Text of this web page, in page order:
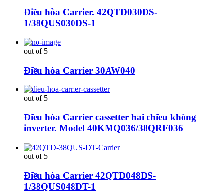
Điều hòa Carrier. 42QTD030DS-
1/38QUS030DS-1
out of 5
Điều hòa Carrier 30AW040
out of 5
Điều hòa Carrier cassetter hai chiều không
inverter. Model 40KMQ036/38QRF036
out of 5
Điều hòa Carrier 42QTD048DS-
1/38QUS048DT-1